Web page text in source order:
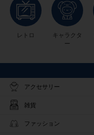
レトロ
キャラクタ
ー
アクセサリー
雑貨
ファッション